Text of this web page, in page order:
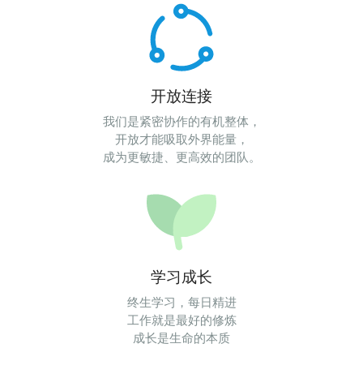
开放连接
我们是紧密协作的有机整体，
开放才能吸取外界能量，
成为更敏捷、更高效的团队。
学习成长
终生学习，每日精进
工作就是最好的修炼
成长是生命的本质